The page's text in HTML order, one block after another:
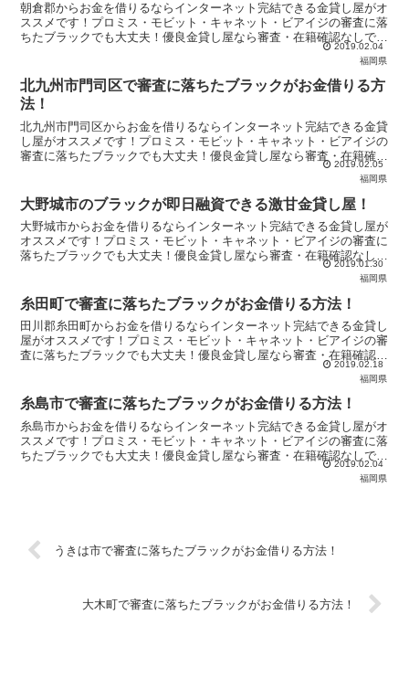
朝倉郡からお金を借りるならインターネット完結できる金貸し屋がオ
ススメです！プロミス・モビット・キャネット・ビアイジの審査に落
ちたブラックでも大丈夫！優良金貸し屋なら審査・在籍確認なしで必
ずキャッシング可能！急な出費にも絶対対応します！即日融資可能！
2019.02.04
福岡県
北九州市門司区で審査に落ちたブラックがお金借りる方
法！
北九州市門司区からお金を借りるならインターネット完結できる金貸
し屋がオススメです！プロミス・モビット・キャネット・ビアイジの
審査に落ちたブラックでも大丈夫！優良金貸し屋なら審査・在籍確認
なしで必ずキャッシング可能！急な出費にも絶対対応します！即日融
2019.02.05
福岡県
大野城市のブラックが即日融資できる激甘金貸し屋！
大野城市からお金を借りるならインターネット完結できる金貸し屋が
オススメです！プロミス・モビット・キャネット・ビアイジの審査に
落ちたブラックでも大丈夫！優良金貸し屋なら審査・在籍確認なしで
必ずキャッシング可能！急な出費にも絶対対応します！即日融資可
2019.01.30
福岡県
糸田町で審査に落ちたブラックがお金借りる方法！
田川郡糸田町からお金を借りるならインターネット完結できる金貸し
屋がオススメです！プロミス・モビット・キャネット・ビアイジの審
査に落ちたブラックでも大丈夫！優良金貸し屋なら審査・在籍確認な
しで必ずキャッシング可能！急な出費にも絶対対応します！即日融資
2019.02.18
福岡県
糸島市で審査に落ちたブラックがお金借りる方法！
糸島市からお金を借りるならインターネット完結できる金貸し屋がオ
ススメです！プロミス・モビット・キャネット・ビアイジの審査に落
ちたブラックでも大丈夫！優良金貸し屋なら審査・在籍確認なしで必
ずキャッシング可能！急な出費にも絶対対応します！即日融資可能！
2019.02.04
福岡県
うきは市で審査に落ちたブラックがお金借りる方法！
大木町で審査に落ちたブラックがお金借りる方法！